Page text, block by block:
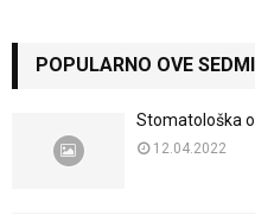
POPULARNO OVE
Stomatološka
12.04.2022